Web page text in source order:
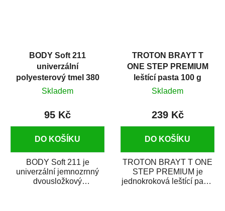
BODY Soft 211
univerzální
polyesterový tmel 380
g
Skladem
95 Kč
DO KOŠÍKU
BODY Soft 211 je
univerzální jemnozrnný
dvousložkový
TROTON BRAYT T
ONE STEP PREMIUM
leštící pasta 100 g
Skladem
239 Kč
DO KOŠÍKU
TROTON BRAYT T ONE
STEP PREMIUM je
jednokroková leštící pasta